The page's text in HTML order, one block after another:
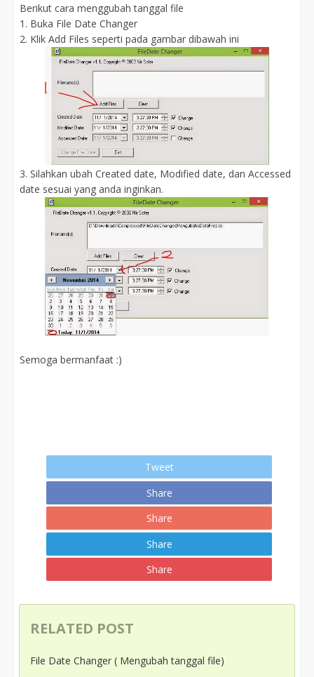
Berikut cara menggubah tanggal file
1. Buka File Date Changer
2. Klik Add Files seperti pada gambar dibawah ini
3. Silahkan ubah Created date, Modified date, dan Accessed
date sesuai yang anda inginkan.
Semoga bermanfaat :)
Tweet
Share
Share
Share
Share
RELATED POST
File Date Changer ( Mengubah tanggal file)